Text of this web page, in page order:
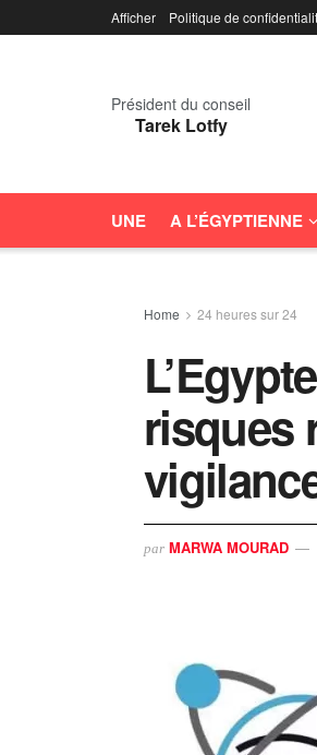
Afficher Politique de
Président du conseil
Tarek Lotfy
UNE A L’ÉGYPTIENNE
Home 24 heures sur 24
risques
par MARWA MOURAD